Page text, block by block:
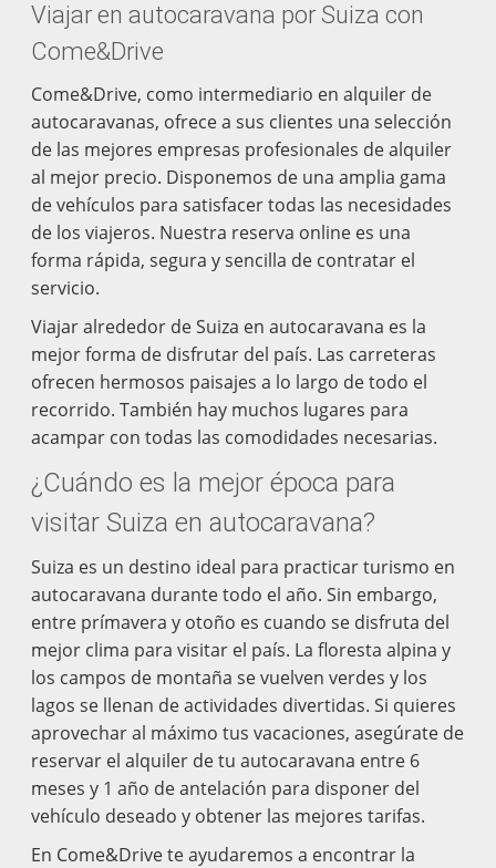
Viajar en autocaravana por Suiza con
Come&Drive
Come&Drive, como intermediario en alquiler de
autocaravanas, ofrece a sus clientes una selección
de las mejores empresas profesionales de alquiler
al mejor precio. Disponemos de una amplia gama
de vehículos para satisfacer todas las necesidades
de los viajeros. Nuestra reserva online es una
forma rápida, segura y sencilla de contratar el
servicio.
Viajar alrededor de Suiza en autocaravana es la
mejor forma de disfrutar del país. Las carreteras
ofrecen hermosos paisajes a lo largo de todo el
recorrido. También hay muchos lugares para
acampar con todas las comodidades necesarias.
¿Cuándo es la mejor época para
visitar Suiza en autocaravana?
Suiza es un destino ideal para practicar turismo en
autocaravana durante todo el año. Sin embargo,
entre prímavera y otoño es cuando se disfruta del
mejor clima para visitar el país. La floresta alpina y
los campos de montaña se vuelven verdes y los
lagos se llenan de actividades divertidas. Si quieres
aprovechar al máximo tus vacaciones, asegúrate de
reservar el alquiler de tu autocaravana entre 6
meses y 1 año de antelación para disponer del
vehículo deseado y obtener las mejores tarifas.
En Come&Drive te ayudaremos a encontrar la